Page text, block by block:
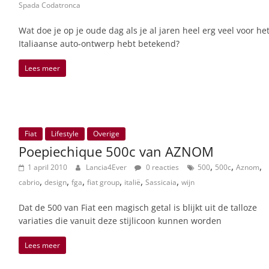
Spada Codatronca
Wat doe je op je oude dag als je al jaren heel erg veel voor het
Italiaanse auto-ontwerp hebt betekend?
Lees meer
Fiat Lifestyle Overige
Poepiechique 500c van AZNOM
1 april 2010 Lancia4Ever 0 reacties 500, 500c, Aznom,
cabrio, design, fga, fiat group, italië, Sassicaia, wijn
Dat de 500 van Fiat een magisch getal is blijkt uit de talloze
variaties die vanuit deze stijlicoon kunnen worden
Lees meer